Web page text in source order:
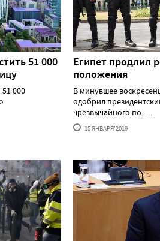
51 000
000
Египет продлил
положения
В минувшее
одобрил
чрезвычайного по......
15 ЯНВАРЯ'2019